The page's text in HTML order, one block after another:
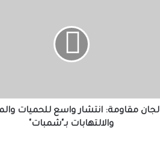
لجان مقاومة: انتشار واسع للحميات
والالتهابات بـ"شمبات"